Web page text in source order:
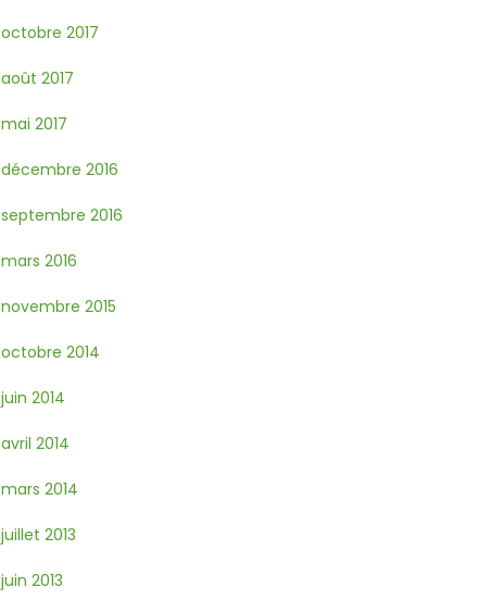
octobre 2017
août 2017
mai 2017
décembre 2016
septembre 2016
mars 2016
novembre 2015
octobre 2014
juin 2014
avril 2014
mars 2014
juillet 2013
juin 2013